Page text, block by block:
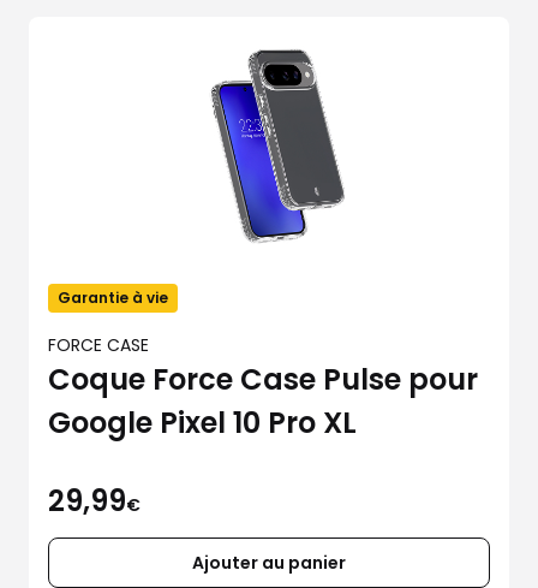
Garantie à vie
FORCE CASE
Coque Force Case Pulse pour
Google Pixel 10 Pro XL
29,99€
Ajouter au panier